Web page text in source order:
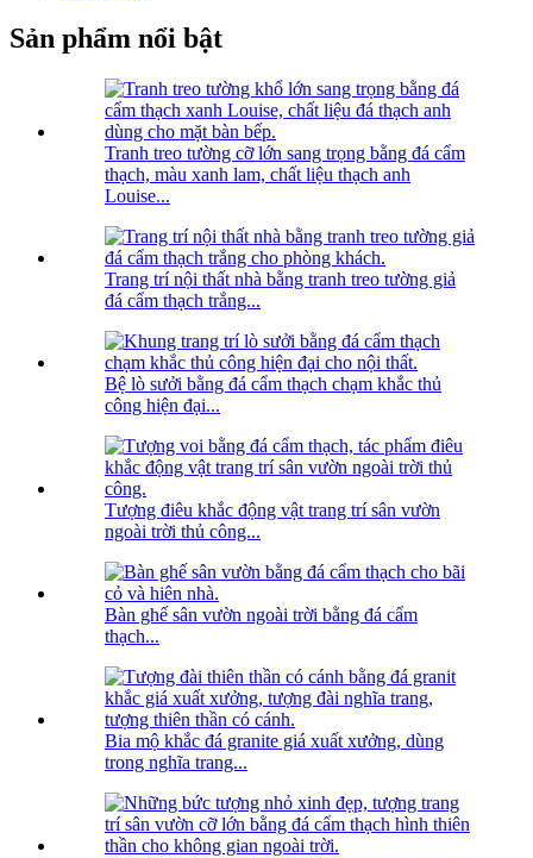
Sản phẩm nổi bật
Tranh treo tường cỡ lớn sang trọng bằng đá cẩm
thạch, màu xanh lam, chất liệu thạch anh
Louise...
Trang trí nội thất nhà bằng tranh treo tường giả
đá cẩm thạch trắng...
Bệ lò sưởi bằng đá cẩm thạch chạm khắc thủ
công hiện đại...
Tượng điêu khắc động vật trang trí sân vườn
ngoài trời thủ công...
Bàn ghế sân vườn ngoài trời bằng đá cẩm
thạch...
Bia mộ khắc đá granite giá xuất xưởng, dùng
trong nghĩa trang...